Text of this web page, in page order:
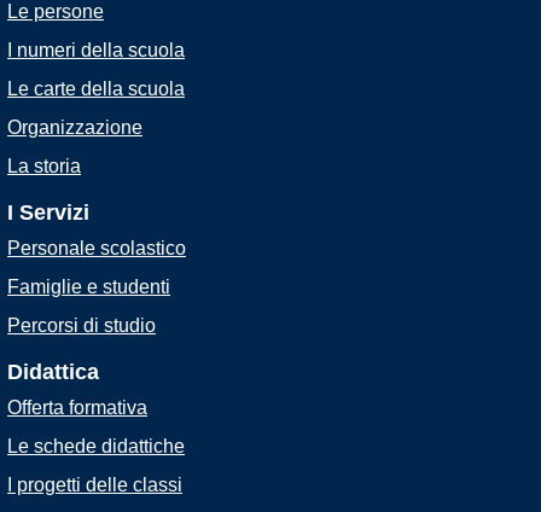
Le persone
I numeri della scuola
Le carte della scuola
Organizzazione
La storia
I Servizi
Personale scolastico
Famiglie e studenti
Percorsi di studio
Didattica
Offerta formativa
Le schede didattiche
I progetti delle classi